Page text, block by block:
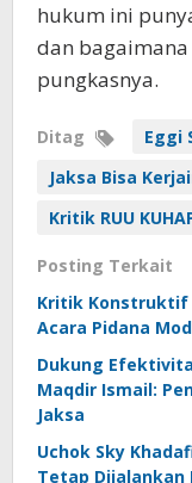
hukum ini
dan
pungkasnya.
Ditag
Eggi
Jaksa Bisa
Kritik RUU
Posting Terkait
Kritik Konstruktif
Acara Pidana
Dukung
Maqdir Ismail:
Jaksa
Uchok Sky
Tetap Dijalankan